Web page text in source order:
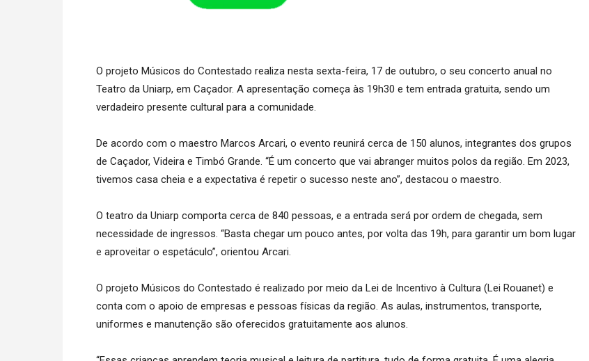
O projeto Músicos do Contestado realiza nesta sexta-feira, 17 de outubro, o seu concerto anual no
Teatro da Uniarp, em Caçador. A apresentação começa às 19h30 e tem entrada gratuita, sendo um
verdadeiro presente cultural para a comunidade.
De acordo com o maestro Marcos Arcari, o evento reunirá cerca de 150 alunos, integrantes dos grupos
de Caçador, Videira e Timbó Grande. “É um concerto que vai abranger muitos polos da região. Em 2023,
tivemos casa cheia e a expectativa é repetir o sucesso neste ano”, destacou o maestro.
O teatro da Uniarp comporta cerca de 840 pessoas, e a entrada será por ordem de chegada, sem
necessidade de ingressos. “Basta chegar um pouco antes, por volta das 19h, para garantir um bom lugar
e aproveitar o espetáculo”, orientou Arcari.
O projeto Músicos do Contestado é realizado por meio da Lei de Incentivo à Cultura (Lei Rouanet) e
conta com o apoio de empresas e pessoas físicas da região. As aulas, instrumentos, transporte,
uniformes e manutenção são oferecidos gratuitamente aos alunos.